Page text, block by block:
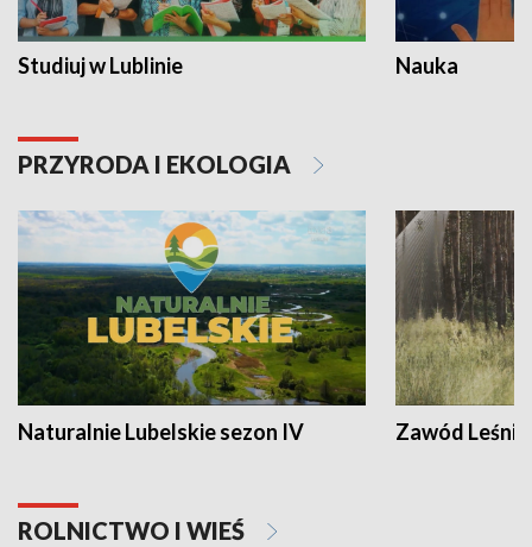
Studiuj w Lublinie Nauka
PRZYRODA I EKOLOGIA
Naturalnie Lubelskie sezon IV Zawód Leśnik
ROLNICTWO I WIEŚ